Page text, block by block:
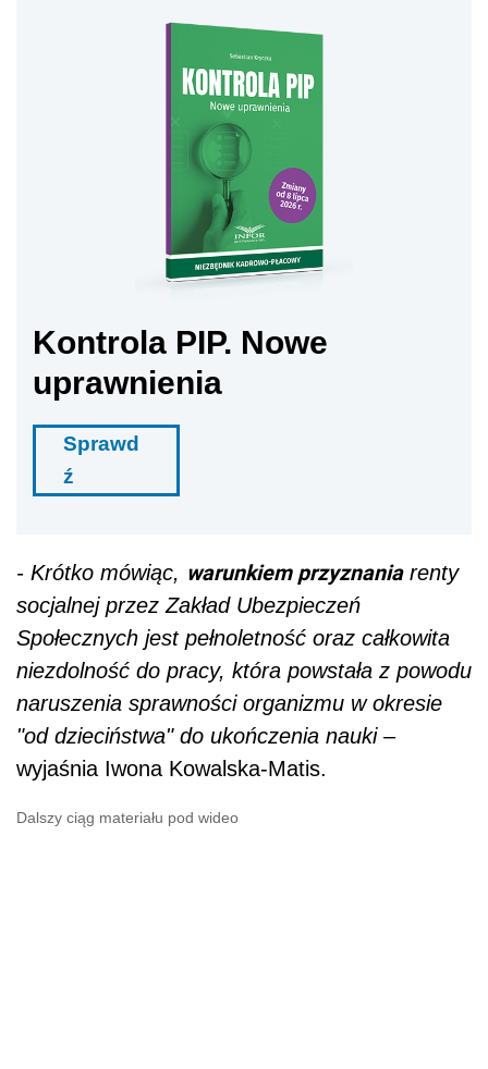
Kontrola PIP. Nowe
uprawnienia
Sprawd
ź
- Krótko mówiąc, warunkiem przyznaniarenty
socjalnej przez Zakład Ubezpieczeń
Społecznych jest pełnoletność oraz całkowita
niezdolność do pracy, która powstała z powodu
naruszenia sprawności organizmu w okresie
"od dzieciństwa" do ukończenia nauki –
wyjaśnia Iwona Kowalska-Matis.
Dalszy ciąg materiału pod wideo